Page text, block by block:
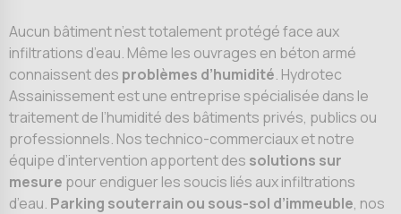
Aucun bâtiment n’est totalement protégé face aux
infiltrations d’eau. Même les ouvrages en béton armé
connaissent des problèmes d’humidité. Hydrotec
Assainissement est une entreprise spécialisée dans le
traitement de l’humidité des bâtiments privés, publics ou
professionnels. Nos technico-commerciaux et notre
équipe d’intervention apportent des solutions sur
mesure pour endiguer les soucis liés aux infiltrations
d’eau. Parking souterrain ou sous-sol d’immeuble, nos